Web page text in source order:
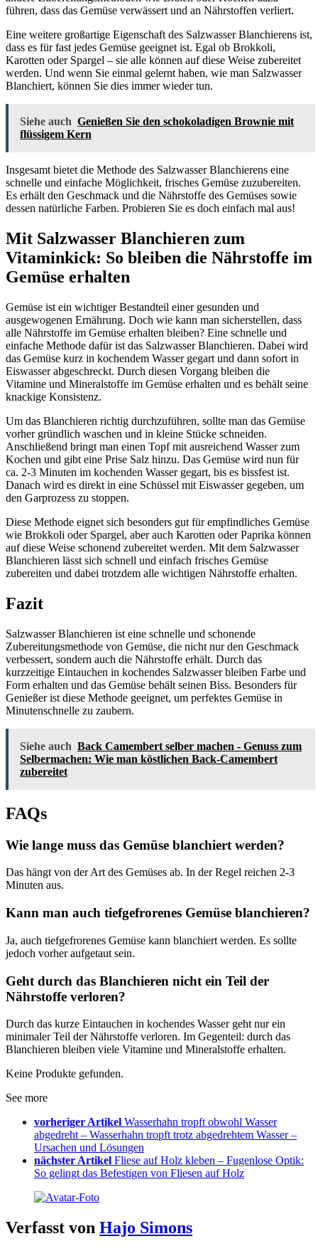
führen, dass das Gemüse verwässert und an Nährstoffen verliert.
Eine weitere großartige Eigenschaft des Salzwasser Blanchierens ist,
dass es für fast jedes Gemüse geeignet ist. Egal ob Brokkoli,
Karotten oder Spargel – sie alle können auf diese Weise zubereitet
werden. Und wenn Sie einmal gelernt haben, wie man Salzwasser
Blanchiert, können Sie dies immer wieder tun.
Siehe auch Genießen Sie den schokoladigen Brownie mit
flüssigem Kern
Insgesamt bietet die Methode des Salzwasser Blanchierens eine
schnelle und einfache Möglichkeit, frisches Gemüse zuzubereiten.
Es erhält den Geschmack und die Nährstoffe des Gemüses sowie
dessen natürliche Farben. Probieren Sie es doch einfach mal aus!
Mit Salzwasser Blanchieren zum
Vitaminkick: So bleiben die Nährstoffe im
Gemüse erhalten
Gemüse ist ein wichtiger Bestandteil einer gesunden und
ausgewogenen Ernährung. Doch wie kann man sicherstellen, dass
alle Nährstoffe im Gemüse erhalten bleiben? Eine schnelle und
einfache Methode dafür ist das Salzwasser Blanchieren. Dabei wird
das Gemüse kurz in kochendem Wasser gegart und dann sofort in
Eiswasser abgeschreckt. Durch diesen Vorgang bleiben die
Vitamine und Mineralstoffe im Gemüse erhalten und es behält seine
knackige Konsistenz.
Um das Blanchieren richtig durchzuführen, sollte man das Gemüse
vorher gründlich waschen und in kleine Stücke schneiden.
Anschließend bringt man einen Topf mit ausreichend Wasser zum
Kochen und gibt eine Prise Salz hinzu. Das Gemüse wird nun für
ca. 2-3 Minuten im kochenden Wasser gegart, bis es bissfest ist.
Danach wird es direkt in eine Schüssel mit Eiswasser gegeben, um
den Garprozess zu stoppen.
Diese Methode eignet sich besonders gut für empfindliches Gemüse
wie Brokkoli oder Spargel, aber auch Karotten oder Paprika können
auf diese Weise schonend zubereitet werden. Mit dem Salzwasser
Blanchieren lässt sich schnell und einfach frisches Gemüse
zubereiten und dabei trotzdem alle wichtigen Nährstoffe erhalten.
Fazit
Salzwasser Blanchieren ist eine schnelle und schonende
Zubereitungsmethode von Gemüse, die nicht nur den Geschmack
verbessert, sondern auch die Nährstoffe erhält. Durch das
kurzzeitige Eintauchen in kochendes Salzwasser bleiben Farbe und
Form erhalten und das Gemüse behält seinen Biss. Besonders für
Genießer ist diese Methode geeignet, um perfektes Gemüse in
Minutenschnelle zu zaubern.
Siehe auch Back Camembert selber machen - Genuss zum
Selbermachen: Wie man köstlichen Back-Camembert
zubereitet
FAQs
Wie lange muss das Gemüse blanchiert werden?
Das hängt von der Art des Gemüses ab. In der Regel reichen 2-3
Minuten aus.
Kann man auch tiefgefrorenes Gemüse blanchieren?
Ja, auch tiefgefrorenes Gemüse kann blanchiert werden. Es sollte
jedoch vorher aufgetaut sein.
Geht durch das Blanchieren nicht ein Teil der
Nährstoffe verloren?
Durch das kurze Eintauchen in kochendes Wasser geht nur ein
minimaler Teil der Nährstoffe verloren. Im Gegenteil: durch das
Blanchieren bleiben viele Vitamine und Mineralstoffe erhalten.
Keine Produkte gefunden.
See more
vorheriger Artikel Wasserhahn tropft obwohl Wasser
abgedreht – Wasserhahn tropft trotz abgedrehtem Wasser –
Ursachen und Lösungen
nächster Artikel Fliese auf Holz kleben – Fugenlose Optik:
So gelingt das Befestigen von Fliesen auf Holz
Verfasst von Hajo Simons